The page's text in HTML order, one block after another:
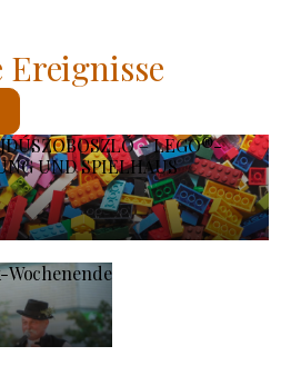
– LEGO®-
UND SPIELHAUS
Wochenende
Ereignisse